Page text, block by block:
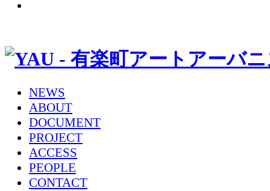
NEWS
ABOUT
DOCUMENT
PROJECT
ACCESS
PEOPLE
CONTACT